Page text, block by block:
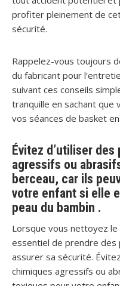
profiter pleinement de
sécurité.
Rappelez-vous toujours
du fabricant pour
suivant ces conseils
tranquille en sachant
vos séances de basket
Évitez d’utiliser
agressifs ou
berceau, car ils
votre enfant si elle
peau du bambin .
Lorsque vous nettoyez
essentiel de prendre des
assurer sa sécurité.
chimiques agressifs ou